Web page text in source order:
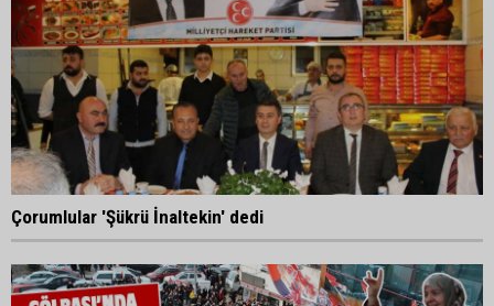
Çorumlular 'Şükrü İnaltekin' dedi